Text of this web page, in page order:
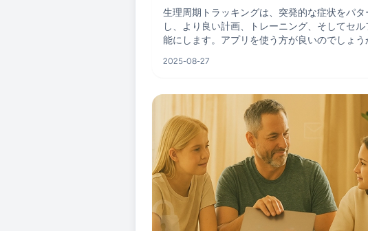
生理周期トラッキングは、突発的な症状をパ
し、より良い計画、トレーニング、そしてセ
能にします。アプリを使う方が良いのでしょう
2025-08-27